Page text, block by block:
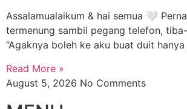
Assalamualaikum & hai semua 🤍
termenung sambil pegang telefon,
“Agaknya boleh ke aku buat duit
Read More »
August 5, 2026 No Comments